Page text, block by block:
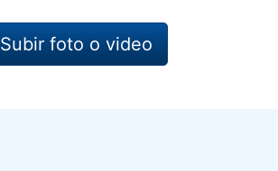
Subir foto o video